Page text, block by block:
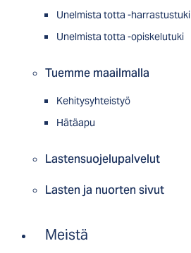
Unelmista totta -harrastustuki
Unelmista totta -opiskelutuki
Tuemme maailmalla
Kehitysyhteistyö
Hätäapu
Lastensuojelupalvelut
Lasten ja nuorten sivut
Meistä